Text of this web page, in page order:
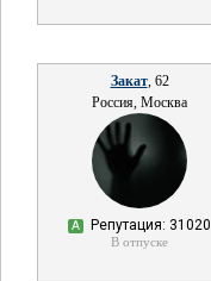
Закат, 62
Россия, Москва
А Репутация: 31020
В отпуске